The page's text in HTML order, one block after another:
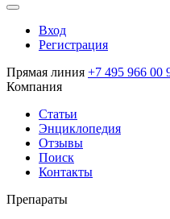
Вход
Регистрация
Прямая линия +7 495 966 00
Компания
Статьи
Энциклопедия
Отзывы
Поиск
Контакты
Препараты